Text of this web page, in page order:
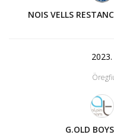
NOIS VELLS RESTANC
G.OLD BOYS